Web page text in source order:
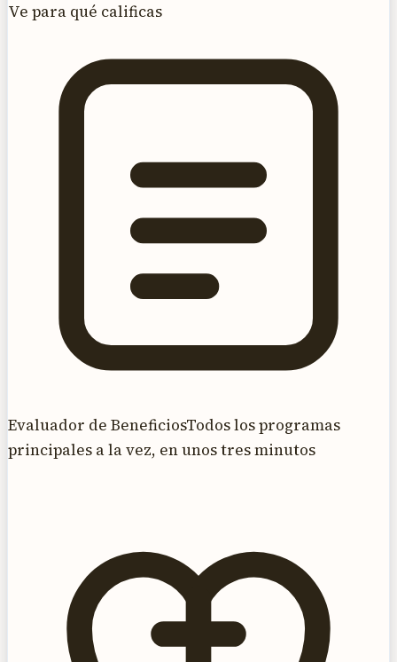
Ve para qué calificas
Evaluador de BeneficiosTodos los programas
principales a la vez, en unos tres minutos